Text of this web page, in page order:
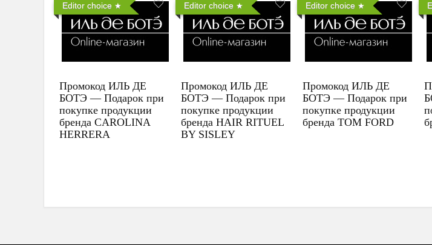
Editor choice
Промокод ИЛЬ ДЕ
БОТЭ — Подарок при
покупке продукции
бренда CAROLINA
HERRERA
Editor choice
Промокод ИЛЬ ДЕ
БОТЭ — Подарок при
покупке продукции
бренда HAIR RITUEL
BY SISLEY
Editor choice
Промокод ИЛЬ ДЕ
БОТЭ — Подарок при
покупке продукции
бренда TOM FORD